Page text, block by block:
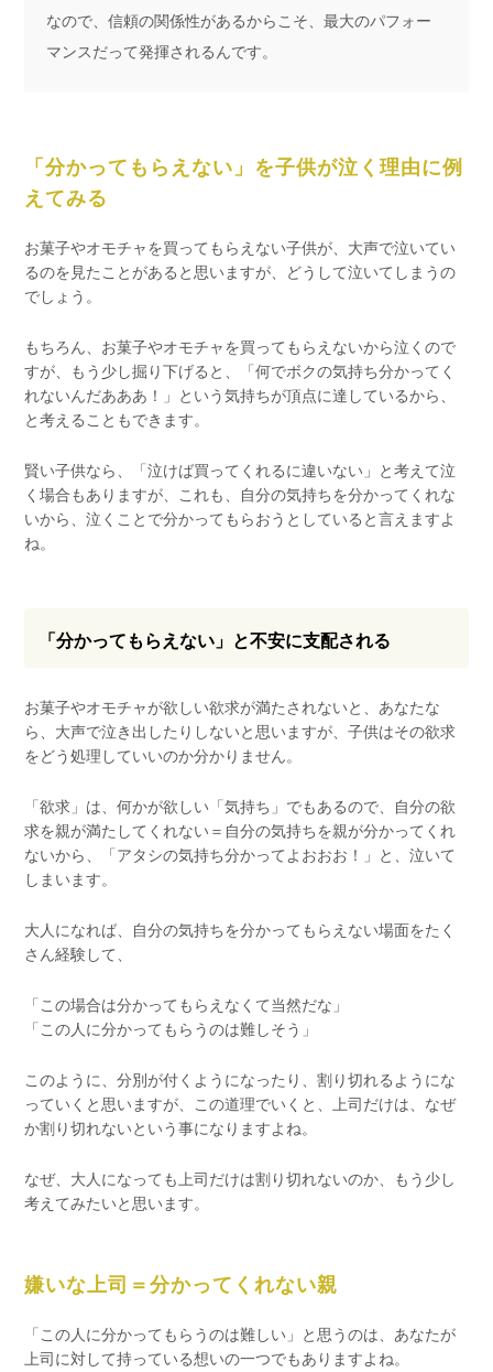
なので、信頼の関係性があるからこそ、最大のパフォー
マンスだって発揮されるんです。
「分かってもらえない」を子供が泣く理由に例
えてみる
お菓子やオモチャを買ってもらえない子供が、大声で泣いてい
るのを見たことがあると思いますが、どうして泣いてしまうの
でしょう。
もちろん、お菓子やオモチャを買ってもらえないから泣くので
すが、もう少し掘り下げると、「何でボクの気持ち分かってく
れないんだあああ！」という気持ちが頂点に達しているから、
と考えることもできます。
賢い子供なら、「泣けば買ってくれるに違いない」と考えて泣
く場合もありますが、これも、自分の気持ちを分かってくれな
いから、泣くことで分かってもらおうとしていると言えますよ
ね。
「分かってもらえない」と不安に支配される
お菓子やオモチャが欲しい欲求が満たされないと、あなたな
ら、大声で泣き出したりしないと思いますが、子供はその欲求
をどう処理していいのか分かりません。
「欲求」は、何かが欲しい「気持ち」でもあるので、自分の欲
求を親が満たしてくれない＝自分の気持ちを親が分かってくれ
ないから、「アタシの気持ち分かってよおおお！」と、泣いて
しまいます。
大人になれば、自分の気持ちを分かってもらえない場面をたく
さん経験して、
「この場合は分かってもらえなくて当然だな」
「この人に分かってもらうのは難しそう」
このように、分別が付くようになったり、割り切れるようにな
っていくと思いますが、この道理でいくと、上司だけは、なぜ
か割り切れないという事になりますよね。
なぜ、大人になっても上司だけは割り切れないのか、もう少し
考えてみたいと思います。
嫌いな上司＝分かってくれない親
「この人に分かってもらうのは難しい」と思うのは、あなたが
上司に対して持っている想いの一つでもありますよね。